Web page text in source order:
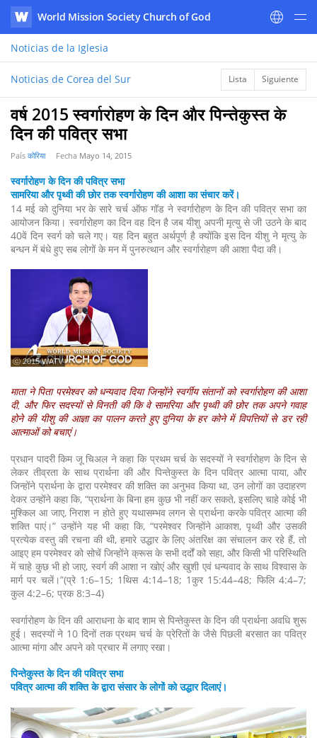
WATV
World Mission Society Church of God
Noticias de la Iglesia
Noticias de Corea del Sur Lista Siguiente
वर्ष 2015 स्वर्गारोहण के दिन और पिन्तेकुस्त के
दिन की पवित्र सभा
País कोरिया Fecha Mayo 14, 2015
स्वर्गारोहण के दिन की पवित्र सभा
सामरिया और पृथ्वी की छोर तक स्वर्गारोहण की आशा का संचार करें।
14 मई को दुनिया भर के सारे चर्च ऑफ गॉड ने स्वर्गारोहण के दिन की पवित्र सभा का
आयोजन किया। स्वर्गारोहण का दिन वह दिन है जब यीशु अपनी मृत्यु से जी उठने के बाद
40वें दिन स्वर्ग को चले गए। यह दिन बहुत अर्थपूर्ण है क्योंकि इस दिन यीशु ने मृत्यु के
बन्धन में बंधे हुए सब लोगों के मन में पुनरुत्थान और स्वर्गारोहण की आशा पैदा की।
ⓒ 2015 WATV
माता ने पिता परमेश्वर को धन्यवाद दिया जिन्होंने स्वर्गीय संतानों को स्वर्गारोहण की आशा
दी, और फिर सदस्यों से विनती की कि वे सामरिया और पृथ्वी की छोर तक अपने गवाह
होने की यीशु की आज्ञा का पालन करते हुए दुनिया के हर कोने में विपत्तियों से डर रही
आत्माओं को बचाएं।
प्रधान पादरी किम जू चिअल ने कहा कि प्रथम चर्च के सदस्यों ने स्वर्गारोहण के दिन से
लेकर तीव्रता के साथ प्रार्थना की और पिन्तेकुस्त के दिन पवित्र आत्मा पाया, और
जिन्होंने प्रार्थना के द्वारा परमेश्वर की शक्ति का अनुभव किया था, उन लोगों का उदाहरण
देकर उन्होंने कहा कि, “प्रार्थना के बिना हम कुछ भी नहीं कर सकते, इसलिए चाहे कोई भी
मुश्किल आ जाए, निराश न होते हुए यथासम्भव लगन से प्रार्थना करके पवित्र आत्मा की
शक्ति पाएं।” उन्होंने यह भी कहा कि, “परमेश्वर जिन्होंने आकाश, पृथ्वी और उसकी
प्रत्येक वस्तु की रचना की थी, हमारे उद्धार के लिए अंतरिक्ष का संचालन कर रहे हैं, तो
आइए हम परमेश्वर को सोचें जिन्होंने क्रूस के सभी दर्दों को सहा, और किसी भी परिस्थिति
में चाहे कुछ भी हो जाए, स्वर्ग की आशा न खोएं और खुशी एवं धन्यवाद के साथ विश्वास के
मार्ग पर चलें।”(प्रे 1:6–15; 1थिस 4:14–18; 1कुर 15:44–48; फिलि 4:4–7;
कुल 4:2–6; प्रक 8:3–4)
स्वर्गारोहण के दिन की आराधना के बाद शाम से पिन्तेकुस्त के दिन की प्रार्थना अवधि शुरू
हुई। सदस्यों ने 10 दिनों तक प्रथम चर्च के प्रेरितों के जैसे पिछली बरसात का पवित्र
आत्मा मांगा और अपने को प्रचार में लगाए रखा।
पिन्तेकुस्त के दिन की पवित्र सभा
पवित्र आत्मा की शक्ति के द्वारा संसार के लोगों को उद्धार दिलाएं।